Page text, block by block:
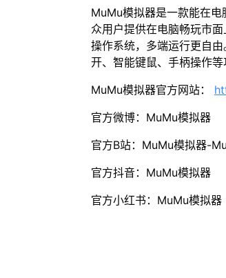
MuMu模拟器是一款能在
众用户提供在电脑畅玩市
操作系统，多端运行更自
开、智能键鼠、手柄操作等
MuMu模拟器官方网站：
官方微博：MuMu模拟器
官方B站：MuMu模拟器-
官方抖音：MuMu模拟器
官方小红书：MuMu模拟器